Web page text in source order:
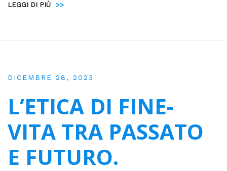
LEGGI DI PIÙ >>
DICEMBRE 28, 2023
L’ETICA DI FINE-
VITA TRA PASSATO
E FUTURO.